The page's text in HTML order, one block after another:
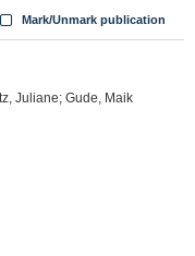
Mark/Unmark publication
Juliane; Gude, Maik